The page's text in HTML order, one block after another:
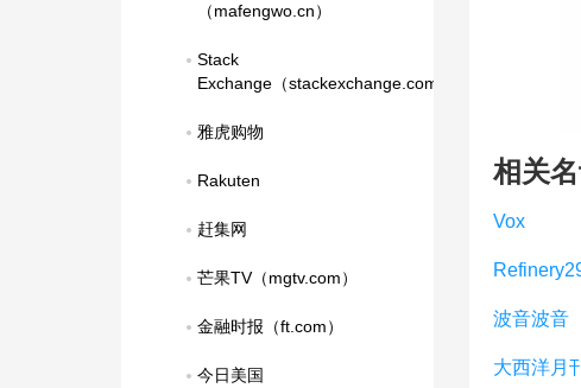
（mafengwo.cn）
Stack
Exchange（stackexchange.com）
雅虎购物
Rakuten
赶集网
芒果TV（mgtv.com）
金融时报（ft.com）
今日美国
相关名
Vox
波音波音
大西洋月